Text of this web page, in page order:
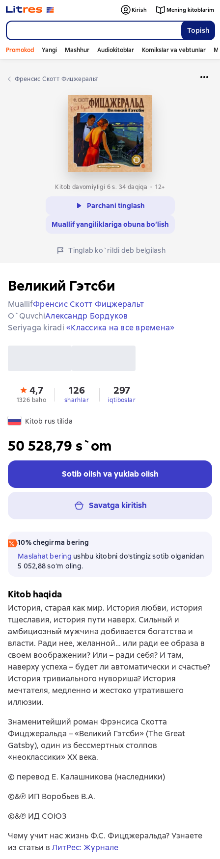
Topish
Kirish Mening kitoblarim
Promokod Yangi Mashhur Audiokitoblar Komikslar va vebtunlar
Френсис Скотт Фицжеральт
Kitob davomiyligi 6 s. 34 daqiqa 12+
Parchani tinglash
Muallif yangiliklariga obuna bo‘lish
Tinglab ko`rildi deb belgilash
Великий Гэтсби
MuallifФренсис Скотт Фицжеральт
O`quvchiАлександр Бордуков
Seriyaga kiradi «Классика на все времена»
4,7
1326 baho
126
sharhlar
297
iqtiboslar
Kitob rus tilida
50 528,79 s`om
Sotib oilsh va yuklab olish
Savatga kiritish
10% chegirma bering
Maslahat bering ushbu kitobni do'stingiz sotib olganidan
5 052,88 soʻm oling.
Kitob haqida
История, старая как мир. История любви, история
тщеславия, история пути наверх. Сильный и
амбициозный мужчина добивается богатства и
власти. Ради нее, желанной… или ради ее образа в
своем воображении? Или – ради себя? И там,
наверху успеха – будет ли автоматически и счастье?
История тривиального нувориша? История
мечтателя, медленно и жестоко утратившего
иллюзии.
Знаменитейший роман Фрэнсиса Скотта
Фицджеральда – «Великий Гэтсби» (The Great
Gatsby), один из бессмертных столпов
«неоклассики» XX века.
© перевод Е. Калашникова (наследники)
©&℗ ИП Воробьев В.А.
©&℗ ИД СОЮЗ
Чему учит нас жизнь Ф.С. Фицджеральда? Узнаете
из статьи в ЛитРес: Журнале